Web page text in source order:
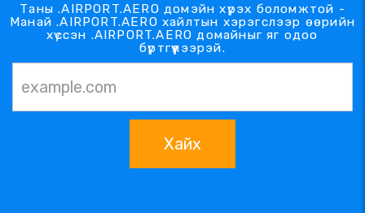
Таны .AIRPORT.AERO домэйн хүрэх боломжтой -
Манай .AIRPORT.AERO хайлтын хэрэгслээр өөрийн
хүссэн .AIRPORT.AERO домайныг яг одоо
бүртгүүлээрэй.
Хайх